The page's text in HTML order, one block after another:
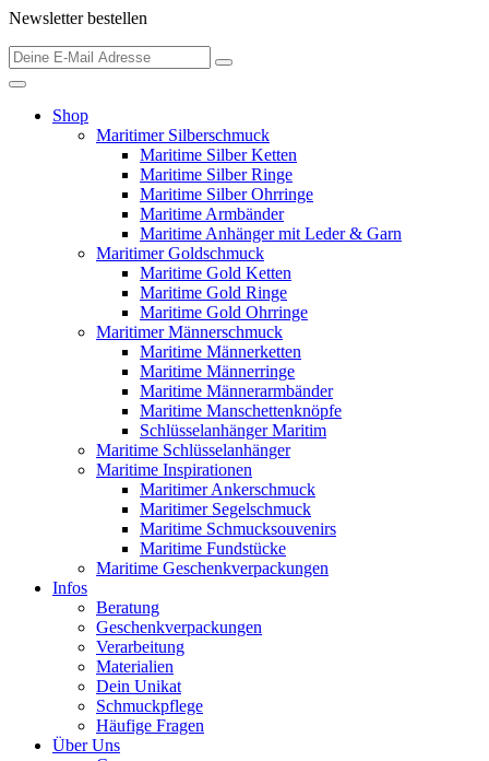
Newsletter bestellen
Shop
Maritimer Silberschmuck
Maritime Silber Ketten
Maritime Silber Ringe
Maritime Silber Ohrringe
Maritime Armbänder
Maritime Anhänger mit Leder & Garn
Maritimer Goldschmuck
Maritime Gold Ketten
Maritime Gold Ringe
Maritime Gold Ohrringe
Maritimer Männerschmuck
Maritime Männerketten
Maritime Männerringe
Maritime Männerarmbänder
Maritime Manschettenknöpfe
Schlüsselanhänger Maritim
Maritime Schlüsselanhänger
Maritime Inspirationen
Maritimer Ankerschmuck
Maritimer Segelschmuck
Maritime Schmucksouvenirs
Maritime Fundstücke
Maritime Geschenkverpackungen
Infos
Beratung
Geschenkverpackungen
Verarbeitung
Materialien
Dein Unikat
Schmuckpflege
Häufige Fragen
Über Uns